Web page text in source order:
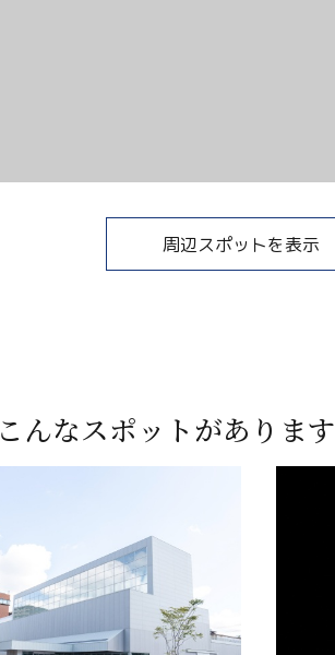
周辺スポットを表示
こんなスポットがあります